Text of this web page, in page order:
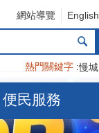
網站導覽 English
熱門關鍵字 慢城
便民服務